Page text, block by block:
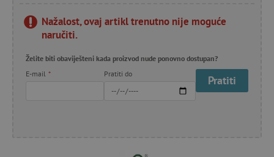
Nažalost, ovaj artikl trenutno nije moguće
naručiti.
Želite biti obaviješteni kada proizvod nude ponovno dostupan?
E-mail * Pratiti do Pratiti